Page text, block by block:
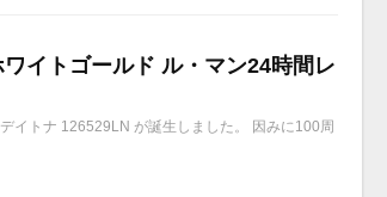
イトゴールド ル・マン24時間レ
イトナ 126529LN が誕生しました。 因みに100周